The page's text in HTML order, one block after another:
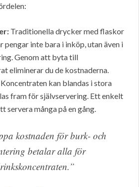
Traditionella drycker med flaskor
inte bara i inköp, utan även i
Genom att byta till
eliminerar du de kostnaderna.
Koncentraten kan blandas i stora
fram för självservering. Ett enkelt
servera många på en gång.
kostnaden för burk- och
betalar alla för